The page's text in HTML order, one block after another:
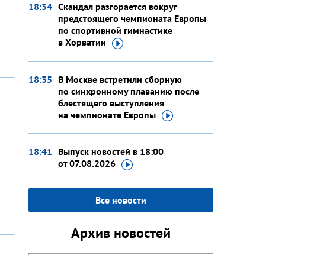
18:34 Скандал разгорается вокруг
предстоящего чемпионата Европы
по спортивной гимнастике
в Хорватии
18:35 В Москве встретили сборную
по синхронному плаванию после
блестящего выступления
на чемпионате Европы
18:41 Выпуск новостей в 18:00
от 07.08.2026
Все новости
Архив новостей